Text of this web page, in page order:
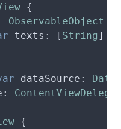
{
ObservableObject
texts: [ String ]
dataSource:
{